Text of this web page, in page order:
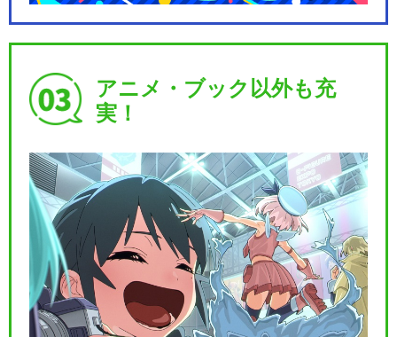
アニメ・ブック以外も充
実！